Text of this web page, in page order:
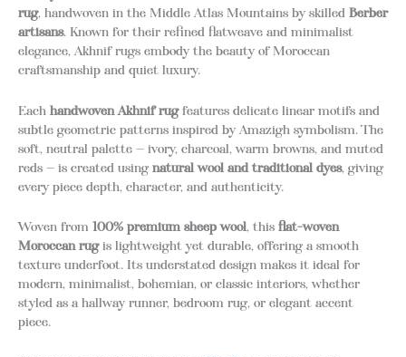
rug, handwoven in the Middle Atlas Mountains by skilled Berber
artisans. Known for their refined flatweave and minimalist
elegance, Akhnif rugs embody the beauty of Moroccan
craftsmanship and quiet luxury.
Each handwoven Akhnif rugfeatures delicate linear motifs and
subtle geometric patterns inspired by Amazigh symbolism. The
soft, neutral palette — ivory, charcoal, warm browns, and muted
reds — is created using natural wool and traditional dyes, giving
every piece depth, character, and authenticity.
Woven from 100% premium sheep wool, this flat-woven
Moroccan rugis lightweight yet durable, offering a smooth
texture underfoot. Its understated design makes it ideal for
modern, minimalist, bohemian, or classic interiors, whether
styled as a hallway runner, bedroom rug, or elegant accent
piece.